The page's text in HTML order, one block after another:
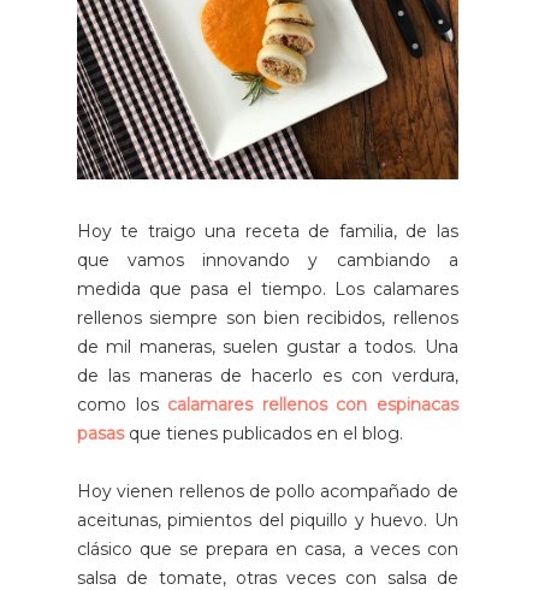
Hoy te traigo una receta de familia, de las
que vamos innovando y cambiando a
medida que pasa el tiempo. Los calamares
rellenos siempre son bien recibidos, rellenos
de mil maneras, suelen gustar a todos. Una
de las maneras de hacerlo es con verdura,
como los calamares rellenos con espinacas
pasas que tienes publicados en el blog.
Hoy vienen rellenos de pollo acompañado de
aceitunas, pimientos del piquillo y huevo. Un
clásico que se prepara en casa, a veces con
salsa de tomate, otras veces con salsa de